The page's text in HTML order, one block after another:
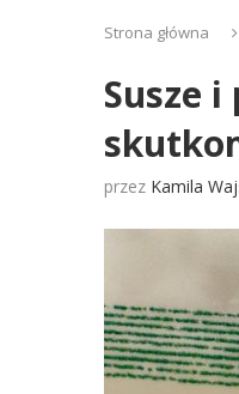
Strona główna
Susze
przez Kamila